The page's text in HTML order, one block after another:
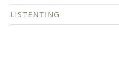
LISTENTING